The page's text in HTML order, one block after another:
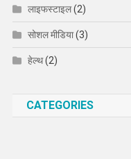
लाइफस्टाइल(2)
सोशल मीडिया(3)
हेल्थ(2)
CATEGORIES